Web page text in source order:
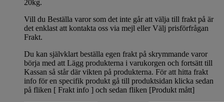
20kg.
Vill du Beställa varor som det inte går att välja till frakt på är
det enklast att kontakta oss via mejl eller Välj prisförfrågan
Frakt.
Du kan självklart beställa egen frakt på skrymmande varor
börja med att Lägg produkterna i varukorgen och fortsätt till
Kassan så står där vikten på produkterna. För att hitta frakt
info för en specifik produkt gå till produktsidan klicka sedan
på fliken [ Frakt info ] och sedan fliken [Produkt mått]